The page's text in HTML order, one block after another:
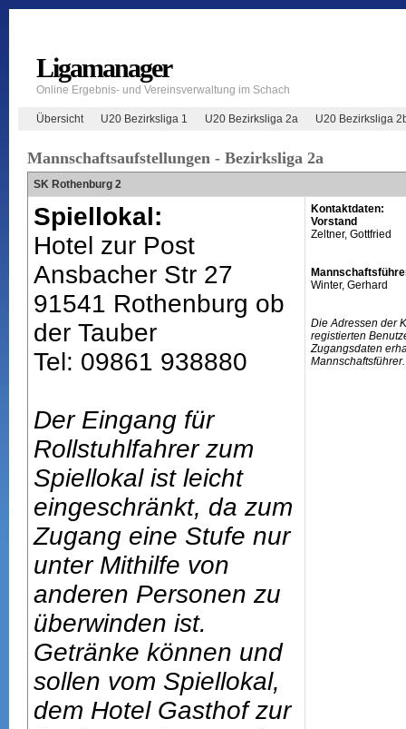
Ligamanager
Online Ergebnis- und Vereinsverwaltung im Schach
Übersicht U20 Bezirksliga 1 U20 Bezirksliga 2a U20 Bezirksliga
Mannschaftsaufstellungen - Bezirksliga 2a
SK Rothenburg 2
Spiellokal:
Hotel zur Post
Ansbacher Str 27
91541 Rothenburg ob
der Tauber
Tel: 09861 938880
Der Eingang für
Rollstuhlfahrer zum
Spiellokal ist leicht
eingeschränkt, da zum
Zugang eine Stufe nur
unter Mithilfe von
anderen Personen zu
überwinden ist.
Getränke können und
sollen vom Spiellokal,
dem Hotel Gasthof zur
Kontaktdaten:
Vorstand
Zeltner, Gottfried
Winter, Gerhard
Die Adressen der
registierten
Zugangsdaten
Mannschaftsführer.